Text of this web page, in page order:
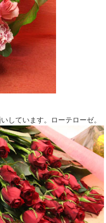
しています。ローテローゼ。